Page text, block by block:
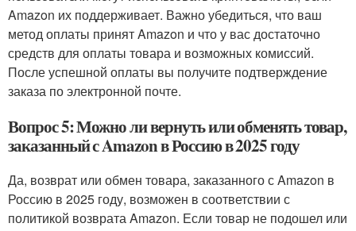
Amazon их поддерживает. Важно убедиться, что ваш
метод оплаты принят Amazon и что у вас достаточно
средств для оплаты товара и возможных комиссий.
После успешной оплаты вы получите подтверждение
заказа по электронной почте.
Вопрос 5: Можно ли вернуть или обменять товар,
заказанный с Amazon в Россию в 2025 году
Да, возврат или обмен товара, заказанного с Amazon в
Россию в 2025 году, возможен в соответствии с
политикой возврата Amazon. Если товар не подошел или